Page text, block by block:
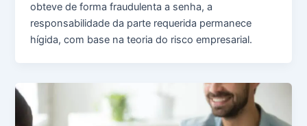
obteve de forma fraudulenta a senha, a
responsabilidade da parte requerida permanece
hígida, com base na teoria do risco empresarial.